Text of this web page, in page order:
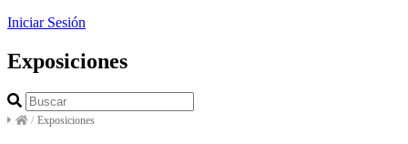
Iniciar Sesión
Exposiciones
/ Exposiciones